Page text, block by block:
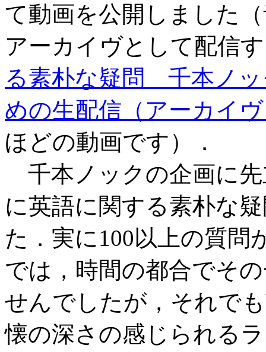
て動画を公開しました
アーカイヴとして配信
る素朴な疑問 千本ノ
めの生配信（アーカイ
ほどの動画です）．
千本ノックの企画に
に英語に関する素朴な
た．実に100以上の質問
では，時間の都合でそ
せんでしたが，それで
懐の深さの感じられる